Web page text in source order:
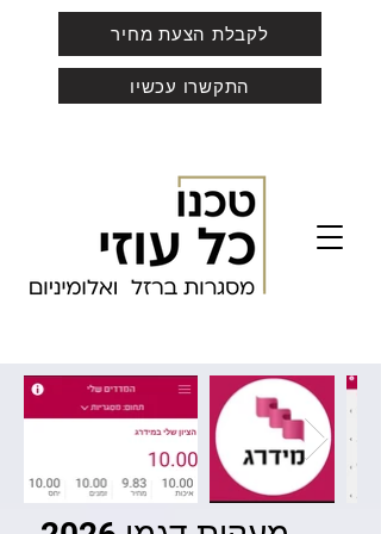
לקבלת הצעת מחיר
התקשרו עכשיו